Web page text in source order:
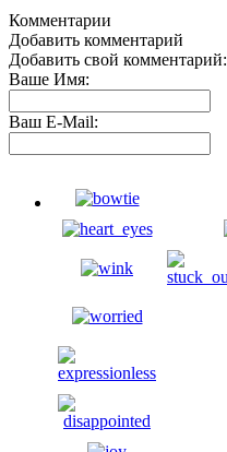
Комментарии
Добавить комментарий
Добавить свой комментарий:
Ваше Имя:
Ваш E-Mail: